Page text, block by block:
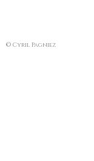
© Cyril Pagniez